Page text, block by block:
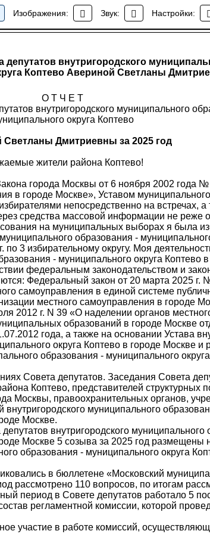
Изображения: Звук: Настройки:
Правовые акты
депутатов внутригородского
Коптево Авериной Светланы
О Т Ч Е Т
внутригородского муниципального
округа Коптево
Светланы Дмитриевны за 2025 год
жители района Коптево!
города Москвы от 6 ноября 2002 года
в городе Москве», Уставом
непосредственно на встречах, а
средства массовой информации не реже
на муниципальных выборах я была
образования -
по 3 избирательному округу. Моя
- муниципального округа Коптево
федеральным законодательством и
Федеральный закон от 20 марта 2025
самоуправления в единой системе
местного самоуправления в городе
2012 г. N 39 «О наделении органов
образований в городе Москве
года, а также на основании Устава
округа Коптево в городе Москве
образования - муниципального
Совета депутатов. Заседания Совета
Коптево, представителей структурных
Москвы, правоохранительных органов,
муниципального
Москве.
внутригородского муниципального
Москве 5 созыва за 2025 год
образования - муниципального округа
в бюллетене «Московский
рассмотрено 110 вопросов, по итогам
период в Совете депутатов работало 5
регламентной комиссии, которой
участие в работе комиссий,